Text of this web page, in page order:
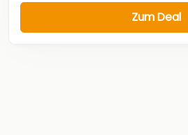
Zum Deal